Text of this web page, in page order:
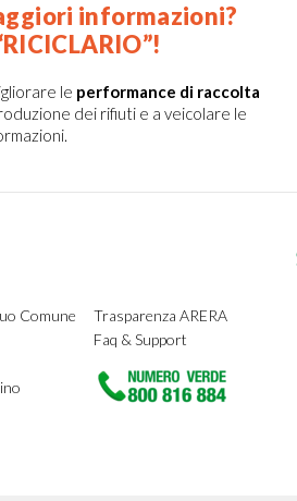
informazioni?
le performance di raccolta
dei rifiuti e a veicolare le
Comune
Trasparenza ARERA
Faq & Support